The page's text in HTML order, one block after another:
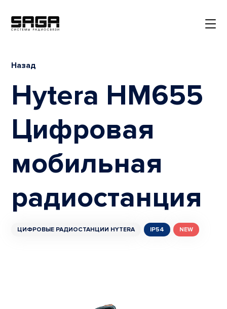
Назад
Hytera HM655
Цифровая
мобильная
радиостанция
ЦИФРОВЫЕ РАДИОСТАНЦИИ HYTERA IP54 NEW